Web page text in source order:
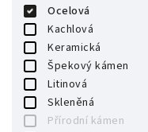
Spodní + zadní
Spodní
Ocelová
Kachlová
Keramická
Špekový kámen
Litinová
Skleněná
Přírodní kámen